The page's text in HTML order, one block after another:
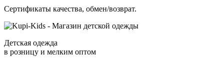
Сертификаты качества, обмен/возврат.
Детская одежда
в розницу и мелким оптом